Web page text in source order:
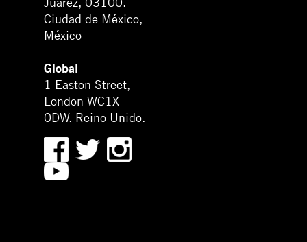
Ciudad de México,
México
Global
1 Easton Street,
London WC1X
0DW. Reino Unido.